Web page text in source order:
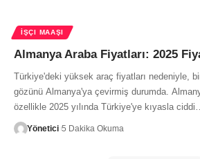
İŞÇI MAAŞI
Almanya Araba Fiyatları: 2025
Türkiye'deki yüksek araç fiyatları nedeniyle,
gözünü Almanya'ya çevirmiş durumda.
özellikle 2025 yılında Türkiye'ye kıyasla
Yönetici 5 Dakika Okuma